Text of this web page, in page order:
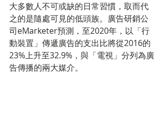
大多數人不可或缺的日常習慣，取而代
之的是隨處可見的低頭族。廣告研銷公
司eMarketer預測，至2020年，以「行
動裝置」傳遞廣告的支出比將從2016的
23%上升至32.9%，與「電視」分列為廣
告傳播的兩大媒介。